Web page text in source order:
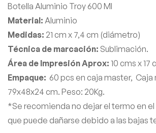
Botella Aluminio Troy 600 Ml
Material: Aluminio
Medidas: 21 cm x 7,4 cm (diámetro)
Técnica de marcación: Sublimación.
Área de Impresión Aprox: 10 cms x 17
Empaque: 60 pcs en caja master, Caja
79x48x24 cm. Peso: 20Kg.
*Se recomienda no dejar el termo en el
que puede dañarse debido a las bajas